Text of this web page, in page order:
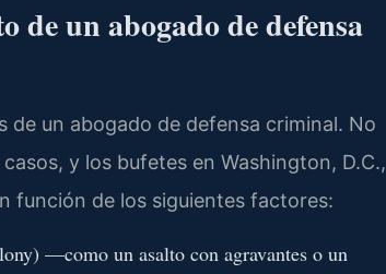
de un abogado de defensa
un abogado de defensa criminal. No
y los bufetes en Washington, D.C.,
función de los siguientes factores:
—como un asalto con agravantes o un